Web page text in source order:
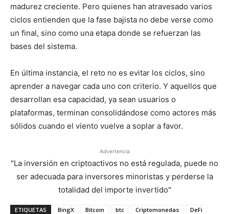
madurez creciente. Pero quienes han atravesado varios
ciclos entienden que la fase bajista no debe verse como
un final, sino como una etapa donde se refuerzan las
bases del sistema.
En última instancia, el reto no es evitar los ciclos, sino
aprender a navegar cada uno con criterio. Y aquellos que
desarrollan esa capacidad, ya sean usuarios o
plataformas, terminan consolidándose como actores más
sólidos cuando el viento vuelve a soplar a favor.
Advertencia
"La inversión en criptoactivos no está regulada, puede no
ser adecuada para inversores minoristas y perderse la
totalidad del importe invertido"
ETIQUETAS BingX Bitcoin btc Criptomonedas
DeFi